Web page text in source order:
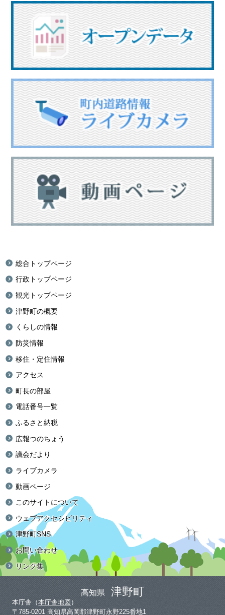
総合トップページ
行政トップページ
観光トップページ
津野町の概要
くらしの情報
防災情報
移住・定住情報
アクセス
町長の部屋
電話番号一覧
ふるさと納税
広報つのちょう
議会だより
ライブカメラ
動画ページ
このサイトについて
ウェブアクセシビリティ
津野町SNS
お問い合わせ
リンク集
高知県 津野町
本庁舎（本庁舎地図 ）
〒785-0201 高知県高岡郡津野町永野225番地1